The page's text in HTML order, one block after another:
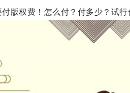
版权费！怎么付？付多少？试